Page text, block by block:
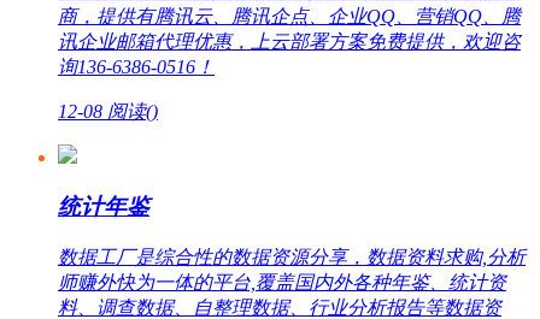
商，提供有腾讯云、腾讯企点、企业QQ、营销QQ、腾
讯企业邮箱代理优惠，上云部署方案免费提供，欢迎咨
询136-6386-0516！
12-08 阅读()
统计年鉴
数据工厂是综合性的数据资源分享，数据资料求购,分析
师赚外快为一体的平台,覆盖国内外各种年鉴、统计资
料、调查数据、自整理数据、行业分析报告等数据资